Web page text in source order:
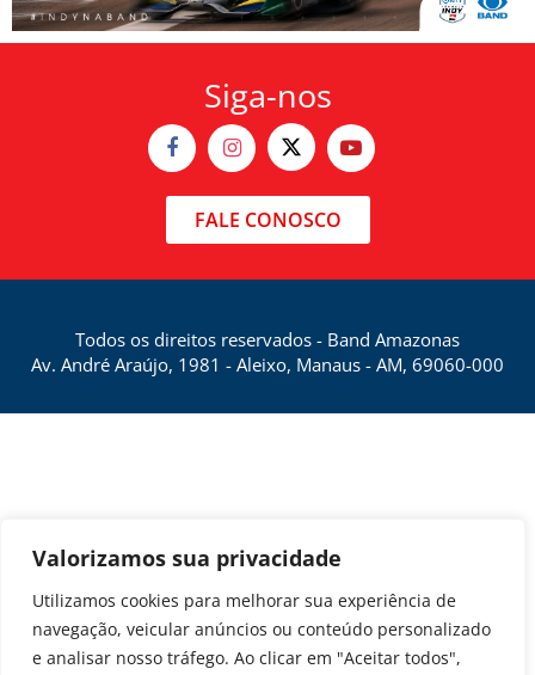
Valorizamos sua privacidade
Utilizamos cookies para melhorar sua experiência de
navegação, veicular anúncios ou conteúdo personalizado
e analisar nosso tráfego. Ao clicar em "Aceitar todos",
Siga-nos
FALE CONOSCO
Todos os direitos reservados - Band Amazonas
Av. André Araújo, 1981 - Aleixo, Manaus - AM, 69060-000